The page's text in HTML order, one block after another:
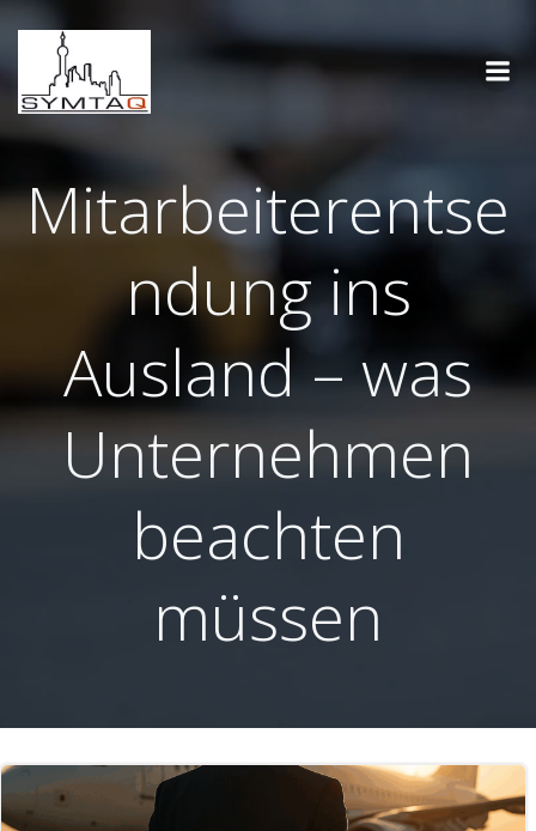
Inhalt
springen
Mitarbeiterentse
ndung ins
Ausland – was
Unternehmen
beachten
müssen